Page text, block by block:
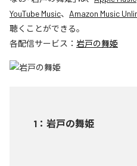
YouTube Music、 Amazon Music
聴くことができる。
各配信サービス： 岩戸の舞姫
1 ： 岩戸の舞姫